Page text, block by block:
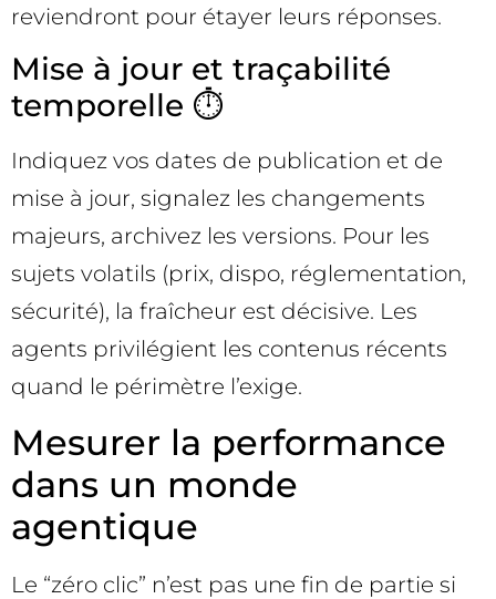
reviendront pour étayer leurs réponses.
Mise à jour et traçabilité
temporelle ⏱️
Indiquez vos dates de publication et de
mise à jour, signalez les changements
majeurs, archivez les versions. Pour les
sujets volatils (prix, dispo, réglementation,
sécurité), la fraîcheur est décisive. Les
agents privilégient les contenus récents
quand le périmètre l’exige.
Mesurer la performance
dans un monde
agentique
Le “zéro clic” n’est pas une fin de partie si